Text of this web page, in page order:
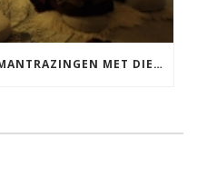
KIRTAN VRIJDAG 3 APRIL ~ MANTRAZINGEN MET DIEDERICK IN LEEUWARDEN